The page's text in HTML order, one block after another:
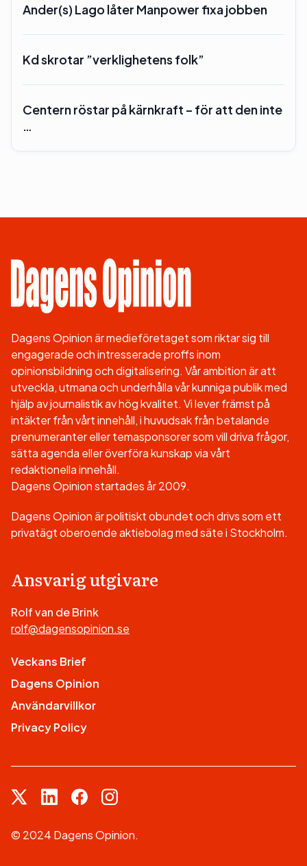
Ander(s) Lago låter Manpower fixa jobben
Kd skrotar ”verklighetens folk”
Centern röstar på kärnkraft – för att den inte
…
Dagens Opinion är medieföretaget som riktar sig till
engagerade och intresserade proffs inom
opinionsbildning och digitalisering. Vår ambition är att
utveckla, utmana och underhålla vår kunniga publik med
hjälp av journalistik av hög kvalitet. Vi lever främst på
intäkter från vårt innehåll, i huvudsak från betalande
prenumeranter eller temasponsorer som vill driva frågor,
sätta agenda eller överföra kunskap via vårt
redaktionella innehåll.
Dagens Opinion startades år 2009.
Dagens Opinion är politiskt obundet och drivs som ett
privatägt oberoende aktiebolag med säte i Stockholm.
Ansvarig utgivare
Rolf van de Brink
rolf@dagensopinion.se
Veckans Brief
Dagens Opinion
Användarvillkor
Privacy Policy
© 2024 Dagens Opinion.